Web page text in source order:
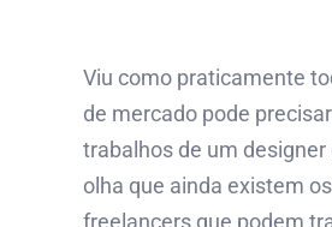
Viu como praticamente
de mercado pode
trabalhos de um designer
olha que ainda existem